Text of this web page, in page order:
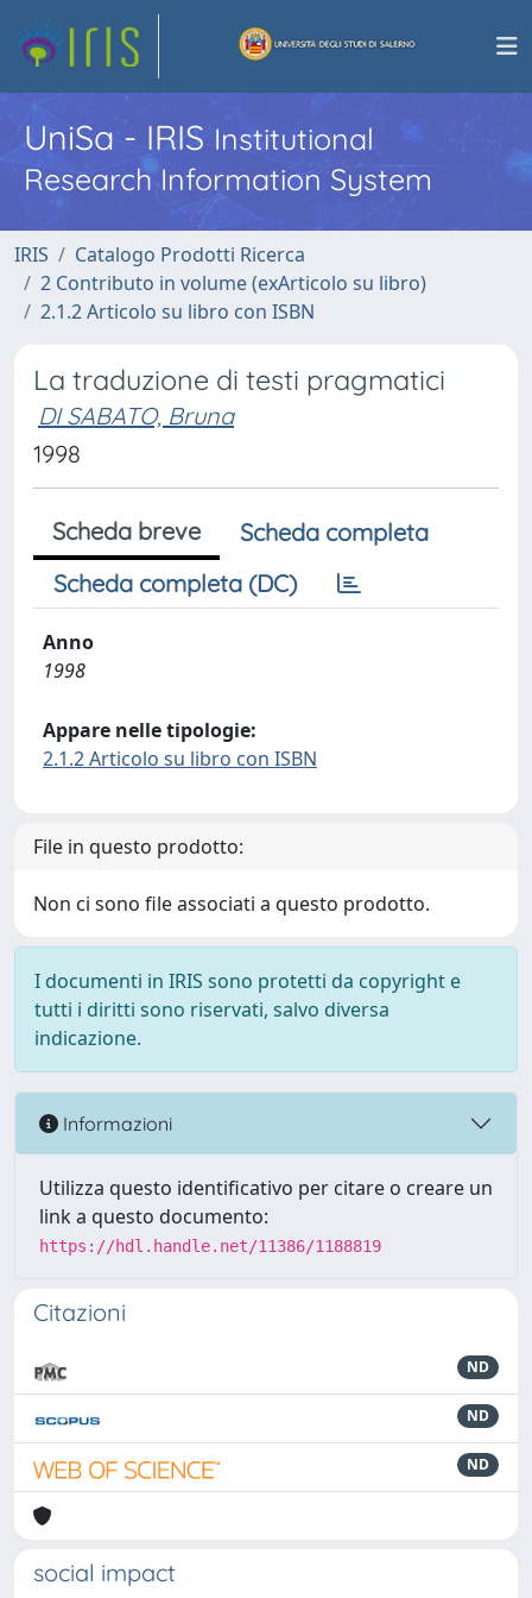
UniSa - IRISInstitutional
Research Information System
IRIS
Catalogo Prodotti Ricerca
2 Contributo in volume (exArticolo su libro)
2.1.2 Articolo su libro con ISBN
La traduzione di testi pragmatici
DI SABATO, Bruna
1998
Scheda breve
Scheda completa
Scheda completa (DC)
Anno
1998
Appare nelle tipologie:
2.1.2 Articolo su libro con ISBN
File in questo prodotto:
Non ci sono file associati a questo prodotto.
I documenti in IRIS sono protetti da copyright e
tutti i diritti sono riservati, salvo diversa
indicazione.
Informazioni
Utilizza questo identificativo per citare o creare un
link a questo documento:
https://hdl.handle.net/11386/1188819
Citazioni
ND
ND
ND
social impact